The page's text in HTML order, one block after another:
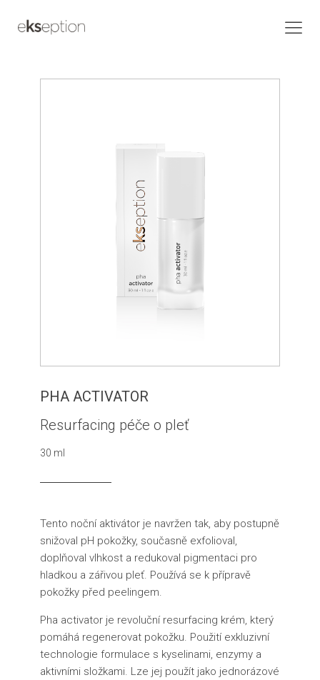
PHA ACTIVATOR
Resurfacing péče o pleť
30 ml
Tento noční aktivátor je navržen tak, aby postupně
snižoval pH pokožky, současně exfolioval,
doplňoval vlhkost a redukoval pigmentaci pro
hladkou a zářivou pleť. Používá se k přípravě
pokožky před peelingem.
Pha activator je revoluční resurfacing krém, který
pomáhá regenerovat pokožku. Použití exkluzivní
technologie formulace s kyselinami, enzymy a
aktivními složkami. Lze jej použít jako jednorázové